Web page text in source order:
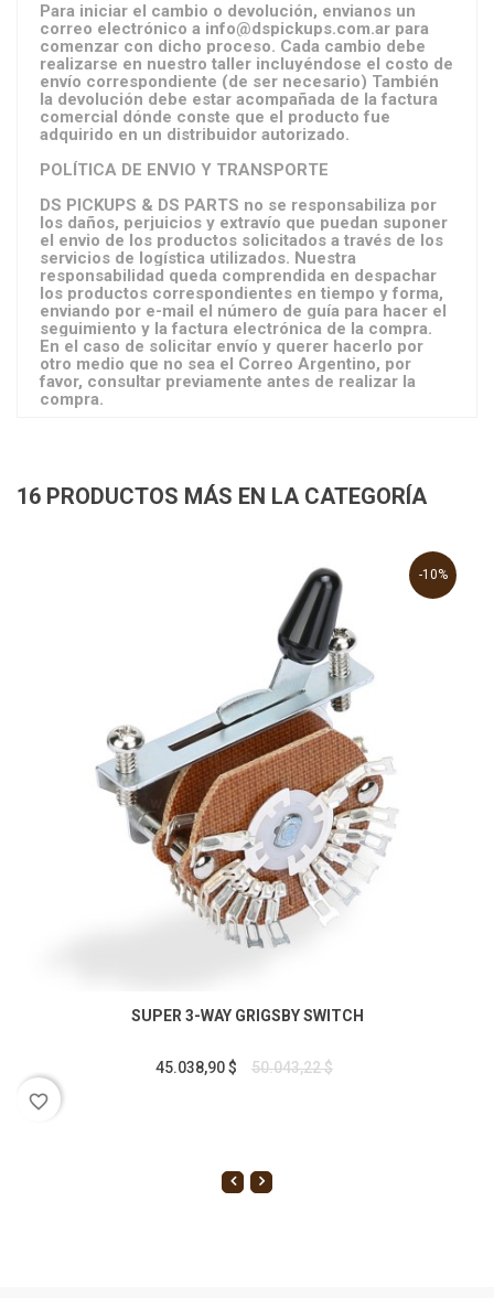
Para iniciar el cambio o devolución, envianos un
correo electrónico a info@dspickups.com.ar para
comenzar con dicho proceso. Cada cambio debe
realizarse en nuestro taller incluyéndose el costo de
envío correspondiente (de ser necesario) También
la devolución debe estar acompañada de la factura
comercial dónde conste que el producto fue
adquirido en un distribuidor autorizado.
POLÍTICA DE ENVIO Y TRANSPORTE
DS PICKUPS & DS PARTS no se responsabiliza por
los daños, perjuicios y extravío que puedan suponer
el envio de los productos solicitados a través de los
servicios de logística utilizados. Nuestra
responsabilidad queda comprendida en despachar
los productos correspondientes en tiempo y forma,
enviando por e-mail el número de guía para hacer el
seguimiento y la factura electrónica de la compra.
En el caso de solicitar envío y querer hacerlo por
otro medio que no sea el Correo Argentino, por
favor, consultar previamente antes de realizar la
compra.
16 PRODUCTOS MÁS EN LA CATEGORÍA
SUPER 3-WAY GRIGSBY SWITCH
45.038,90 $ 50.043,22 $
-10%
favorite_border